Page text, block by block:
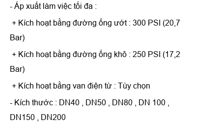
- Áp xuất làm việc tối đa :
+ Kích hoạt bằng đường ống ướt : 300 PSI (20,7
Bar)
+ Kích hoạt bằng đường ống khô : 250 PSI (17,2
Bar)
+ Kích hoạt bằng van điện từ : Tùy chọn
- Kích thước : DN40 , DN50 , DN80 , DN 100 ,
DN150 , DN200